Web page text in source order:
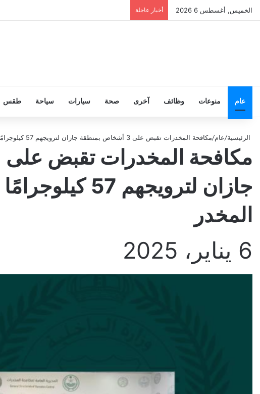
الخميس, أغسطس 6 2026 أخبار عاجلة
عام منوعات وظائف آخرى صحة سيارات سياحة طقس
الرئيسية/عام/مكافحة المخدرات تقبض على 3 أشخاص بمنطقة جازان لترويجهم 57 كيلوجرامًا من مادة الحشيش المخدر
جازان
المخدر
6 يناير، 2025